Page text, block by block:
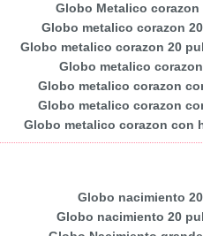
Globo Metalico corazon
Globo metalico corazon
Globo metalico corazon 20
Globo metalico
Globo metalico corazon
Globo metalico corazon
Globo metalico corazon con
Globo nacimiento
Globo nacimiento 20